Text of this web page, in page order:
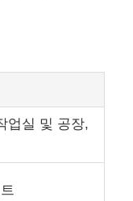
업실 및 공장,